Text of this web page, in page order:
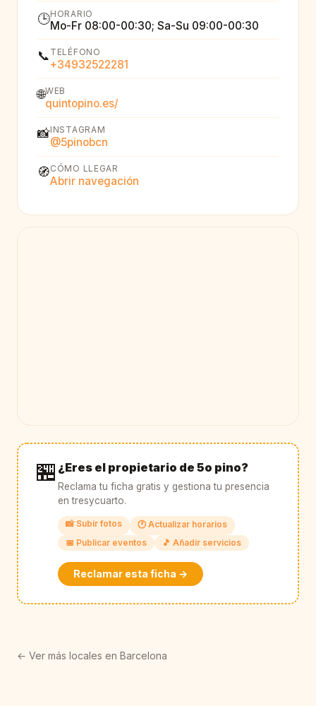
🕒HORARIO
Mo-Fr 08:00-00:30; Sa-Su 09:00-00:30
📞 TELÉFONO
+34932522281
🌐WEB
quintopino.es/
📸INSTAGRAM
@5pinobcn
🧭CÓMO LLEGAR
Abrir navegación
🏪 ¿Eres el propietario de 5o pino?
Reclama tu ficha gratis y gestiona tu presencia
en tresycuarto.
📸 Subir fotos
🕐 Actualizar horarios
📅 Publicar eventos
🎵 Añadir servicios
Reclamar esta ficha →
← Ver más locales en Barcelona